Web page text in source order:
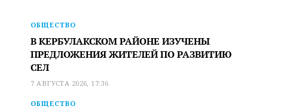
ОБЩЕСТВО
В КЕРБУЛАКСКОМ РАЙОНЕ ИЗУЧЕНЫ
ПРЕДЛОЖЕНИЯ ЖИТЕЛЕЙ ПО РАЗВИТИЮ
СЕЛ
7 АВГУСТА 2026, 17:36
ОБЩЕСТВО